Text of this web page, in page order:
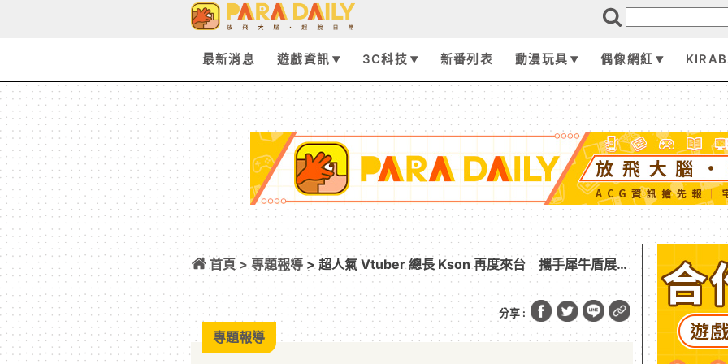
最新消息 遊戲資訊 3C科技 新番列表 動漫玩具 偶像網紅
首頁 >專題報導 > 超人氣 Vtuber 總長 Kson 再度來台 攜手犀牛盾展開
超華麗聯名見面會
分享 :
專題報導